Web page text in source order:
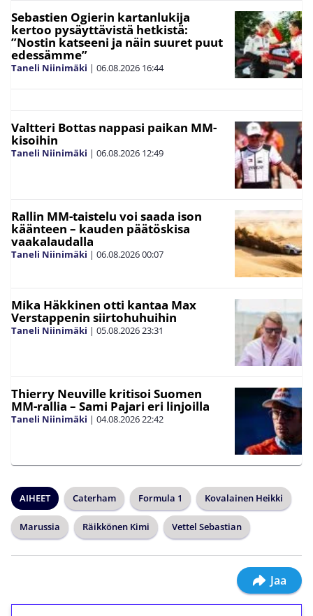
Sebastien Ogierin kartanlukija
kertoo pysäyttävistä hetkistä:
”Nostin katseeni ja näin suuret puut
edessämme”
Taneli Niinimäki | 06.08.2026 16:44
Valtteri Bottas nappasi paikan MM-
kisoihin
Taneli Niinimäki | 06.08.2026 12:49
Rallin MM-taistelu voi saada ison
käänteen – kauden päätöskisa
vaakalaudalla
Taneli Niinimäki | 06.08.202600:07
Mika Häkkinen otti kantaa Max
Verstappenin siirtohuhuihin
Taneli Niinimäki | 05.08.202623:31
Thierry Neuville kritisoi Suomen
MM-rallia – Sami Pajari eri linjoilla
Taneli Niinimäki | 04.08.202622:42
AIHEET Caterham Formula 1 Kovalainen Heikki
Marussia Räikkönen Kimi Vettel Sebastian
Jaa